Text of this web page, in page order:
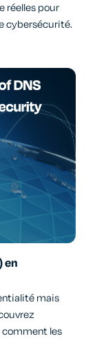
réelles pour
cybersécurité.
en
mais
les